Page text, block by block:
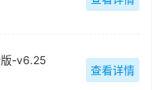
版-v6.25
查看详情